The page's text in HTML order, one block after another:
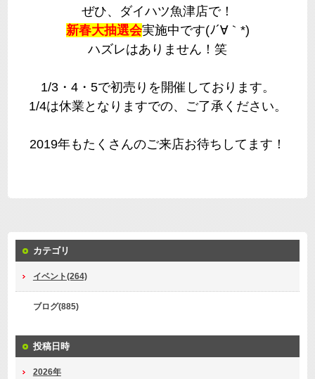
ぜひ、ダイハツ魚津店で！
新春大抽選会実施中です(ﾉ´∀｀*)
ハズレはありません！笑
1/3・4・5で初売りを開催しております。
1/4は休業となりますでの、ご了承ください。
2019年もたくさんのご来店お待ちしてます！
カテゴリ
イベント(264)
ブログ(885)
投稿日時
2026年